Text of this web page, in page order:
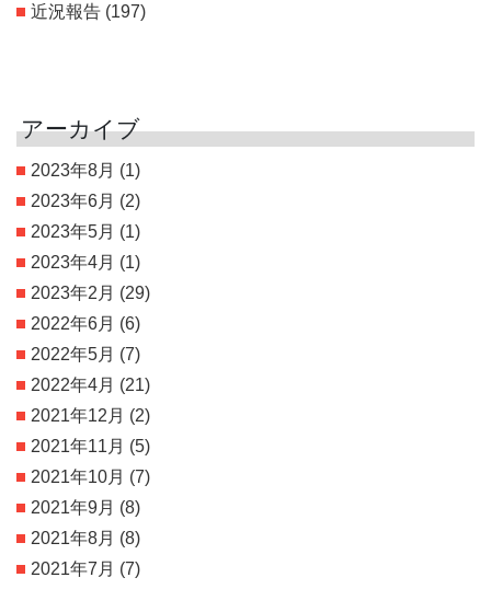
近況報告 (197)
アーカイブ
2023年8月 (1)
2023年6月 (2)
2023年5月 (1)
2023年4月 (1)
2023年2月 (29)
2022年6月 (6)
2022年5月 (7)
2022年4月 (21)
2021年12月 (2)
2021年11月 (5)
2021年10月 (7)
2021年9月 (8)
2021年8月 (8)
2021年7月 (7)